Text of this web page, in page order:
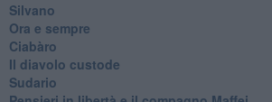
Silvano
Ora e sempre
Ciabàro
Il diavolo custode
Sudario